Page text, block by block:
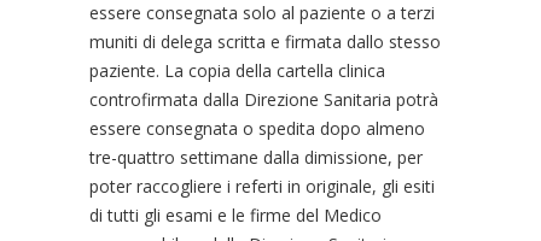
essere consegnata solo al paziente o a terzi
muniti di delega scritta e firmata dallo stesso
paziente. La copia della cartella clinica
controfirmata dalla Direzione Sanitaria potrà
essere consegnata o spedita dopo almeno
tre-quattro settimane dalla dimissione, per
poter raccogliere i referti in originale, gli esiti
di tutti gli esami e le firme del Medico